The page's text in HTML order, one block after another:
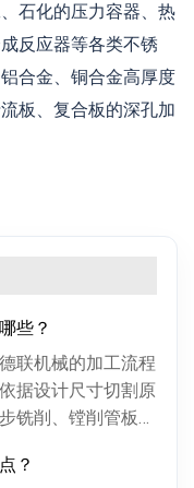
石化的压力容器、热
反应器等各类不锈
合金、铜合金高厚度
板、复合板的深孔加
些？
联机械的加工流程
据设计尺寸切割原
铣削、镗削管板各
探伤检...
？